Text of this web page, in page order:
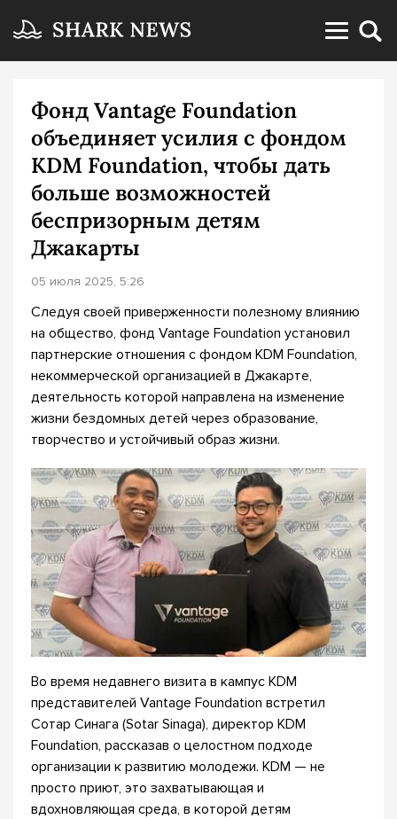
Фонд Vantage Foundation
объединяет усилия с фондом
KDM Foundation, чтобы дать
больше возможностей
беспризорным детям
Джакарты
05 июля 2025, 5:26
Следуя своей приверженности полезному влиянию
на общество, фонд Vantage Foundation установил
партнерские отношения с фондом KDM Foundation,
некоммерческой организацией в Джакарте,
деятельность которой направлена на изменение
жизни бездомных детей через образование,
творчество и устойчивый образ жизни.
Во время недавнего визита в кампус KDM
представителей Vantage Foundation встретил
Сотар Синага (Sotar Sinaga), директор KDM
Foundation, рассказав о целостном подходе
организации к развитию молодежи. KDM — не
просто приют, это захватывающая и
вдохновляющая среда, в которой детям